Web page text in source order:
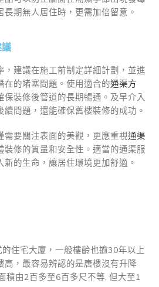
期無人居住時，更需加倍留意。
，建議在施工前制定詳細計劃，並進
在的堵塞問題。使用適合的通渠方
保裝修後管道的長期暢通。及早介入
問題，還能確保舊樓裝修的成功。
需要關注表面的美觀，更應重視通渠
裝修的質量和安全性。適當的通渠服
的生命，讓居住環境更加舒適。
住宅大廈，一般樓齡也逾30年以上
高，最容易辨認的是唐樓沒有升降
積由2百多至6百多尺不等, 但大至1